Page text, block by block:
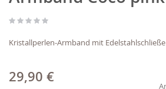
der
springen
Kristallperlen-Armband mit Edelstahlschließe
29,90 €